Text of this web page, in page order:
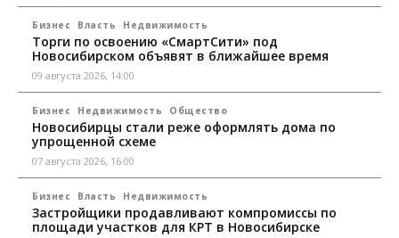
Бизнес Власть Недвижимость
Торги по освоению «СмартСити» под
Новосибирском объявят в ближайшее время
09 августа 2026, 14:00
Бизнес Недвижимость Общество
Новосибирцы стали реже оформлять дома по
упрощенной схеме
07 августа 2026, 16:00
Бизнес Власть Недвижимость
Застройщики продавливают компромиссы по
площади участков для КРТ в Новосибирске